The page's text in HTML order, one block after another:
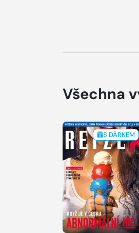
Všechna
S DÁRKEM